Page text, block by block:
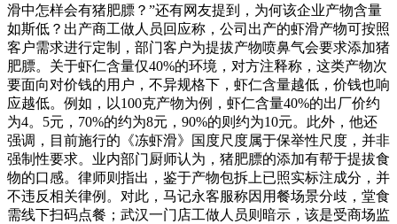
滑中怎样会有猪肥膘？”还有网友提到，为何该企业产物含量
如斯低？出产商工做人员回应称，公司出产的虾滑产物可按照
客户需求进行定制，部门客户为提拔产物喷鼻气会要求添加猪
肥膘。关于虾仁含量仅40%的环境，对方注释称，这类产物次
要面向对价钱的用户，不异规格下，虾仁含量越低，价钱也响
应越低。例如，以100克产物为例，虾仁含量40%的出厂价约
为4。5元，70%的约为8元，90%的则约为10元。此外，他还
强调，目前施行的《冻虾滑》国度尺度属于保举性尺度，并非
强制性要求。业内部门厨师认为，猪肥膘的添加有帮于提拔食
物的口感。律师则指出，鉴于产物包拆上已照实标注成分，并
不违反相关律例。对此，马记永客服称因用餐场景分歧，堂食
需线下扫码点餐；武汉一门店工做人员则暗示，该是受商场监